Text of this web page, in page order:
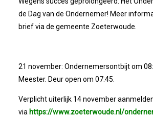
17-01-2022:
12-11-2021:
Leden
de Dag van de Ondernemer! Meer
brief via de gemeente Zoeterwoude.
21 november: Ondernemersontbijt om
Meester. Deur open om 07:45.
Verplicht uiterlijk 14 november
via https://www.zoeterwoude.nl/